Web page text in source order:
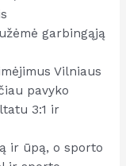
garbingąją
Vilniaus
pavyko
3:1 ir
ir ūpą, o sporto